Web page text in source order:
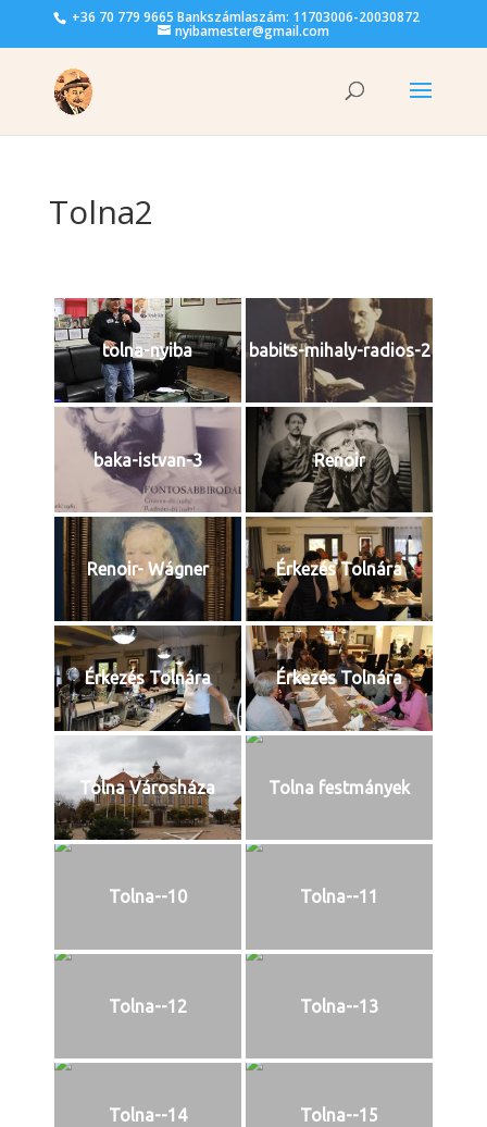
+36 70 779 9665 Bankszámlaszám: 11703006-20030872
nyibamester@gmail.com
Tolna2
tolna-nyiba babits-mihaly-radios-2
baka-istvan-3 Renoir
Renoir- Wágner Érkezés Tolnára
Érkezés Tolnára Érkezés Tolnára
Tolna Városháza Tolna festmányek
Tolna--10 Tolna--11
Tolna--12 Tolna--13
Tolna--14 Tolna--15